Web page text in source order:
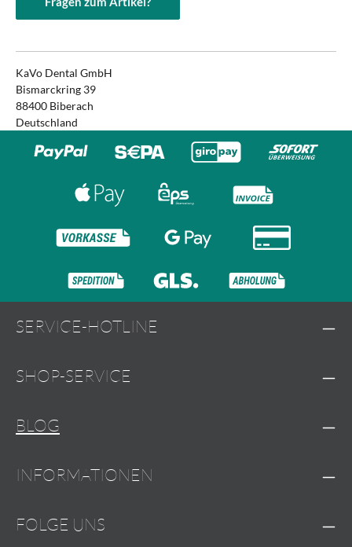
KaVo Dental GmbH
Bismarckring 39
88400 Biberach
Deutschland
SERVICE-HOTLINE
SHOP-SERVICE
BLOG
INFORMATIONEN
FOLGE UNS